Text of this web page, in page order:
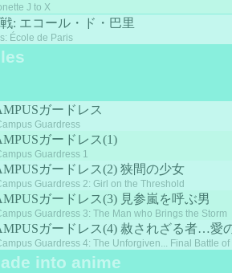
J to X
: エコール・ド・巴里
École de Paris
ガードレス
Guardress
ガードレス(1)
Guardress 1
ガードレス(2) 狭間の少女
Guardress 2: Girl on the Threshold
ガードレス(3) 見参嵐を呼ぶ男
Guardress 3: The Man who Brings the Storm
ガードレス(4) 赦されざる者…愛
Guardress 4: The Unforgiven... Final Battle of
into anime